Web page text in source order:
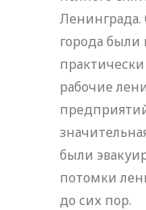
города были
рабочие
были
потомки
до сих пор.